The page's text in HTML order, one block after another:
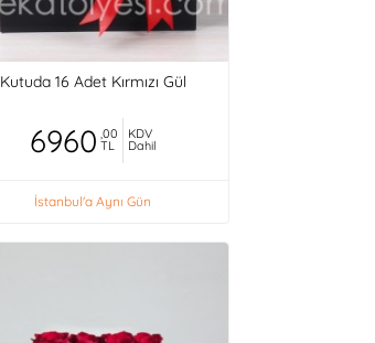
Kutuda 16 Adet Kırmızı Gül
6960 ,00
TL
KDV
Dahil
İstanbul'a Aynı Gün